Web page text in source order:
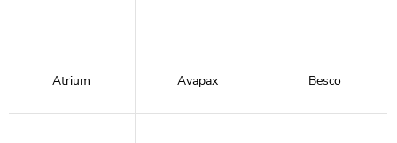
Atrium Avapax Besco